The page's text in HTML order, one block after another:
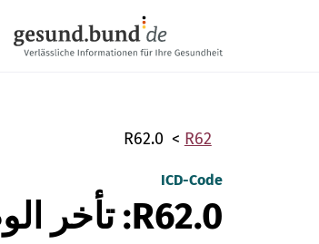
R62
R62.0
ICD-Code
R62.0: تأخر الوصول إلى مراحل النمو